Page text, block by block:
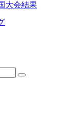
大会結果